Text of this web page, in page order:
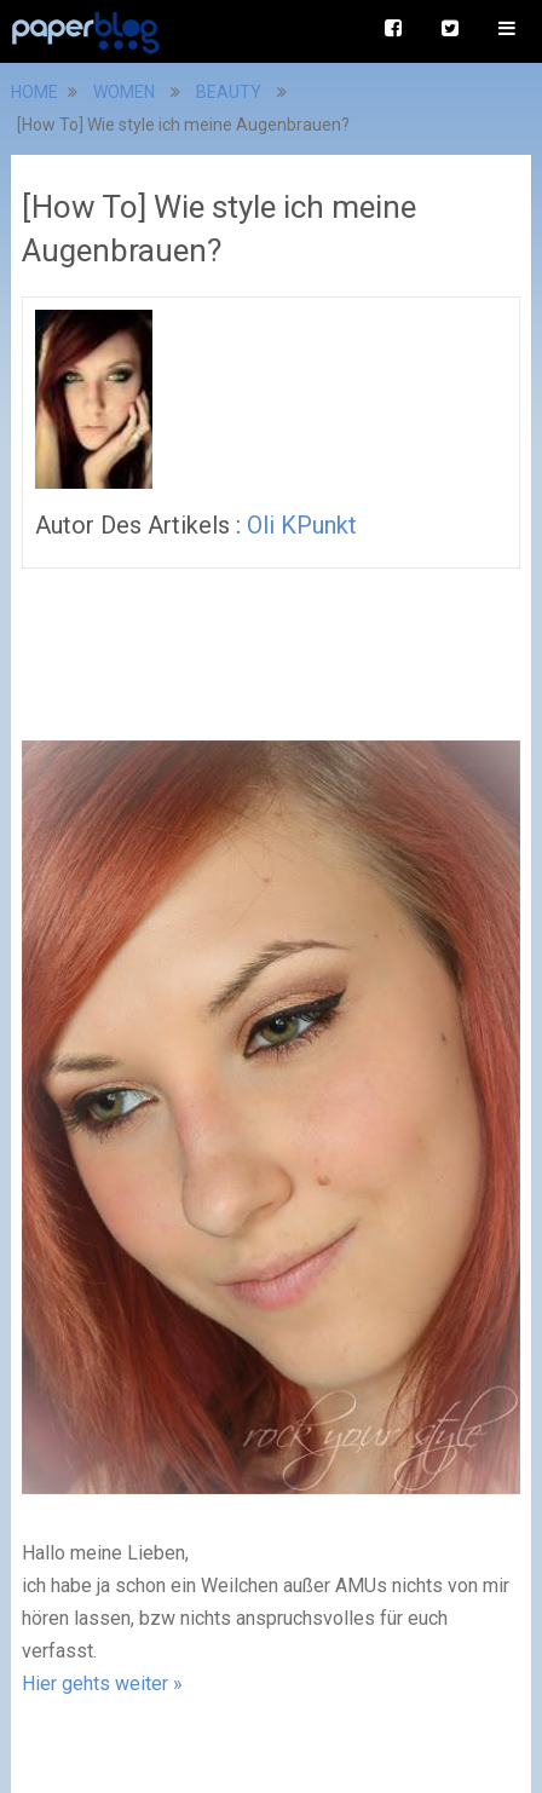
HOME WOMEN
BEAUTY
[How To] Wie style ich meine Augenbrauen?
[How To] Wie style ich meine
Augenbrauen?
Autor Des Artikels : Oli KPunkt
Hallo meine Lieben,
ich habe ja schon ein Weilchen außer AMUs nichts von mir
hören lassen, bzw nichts anspruchsvolles für euch
verfasst.
Hier gehts weiter »